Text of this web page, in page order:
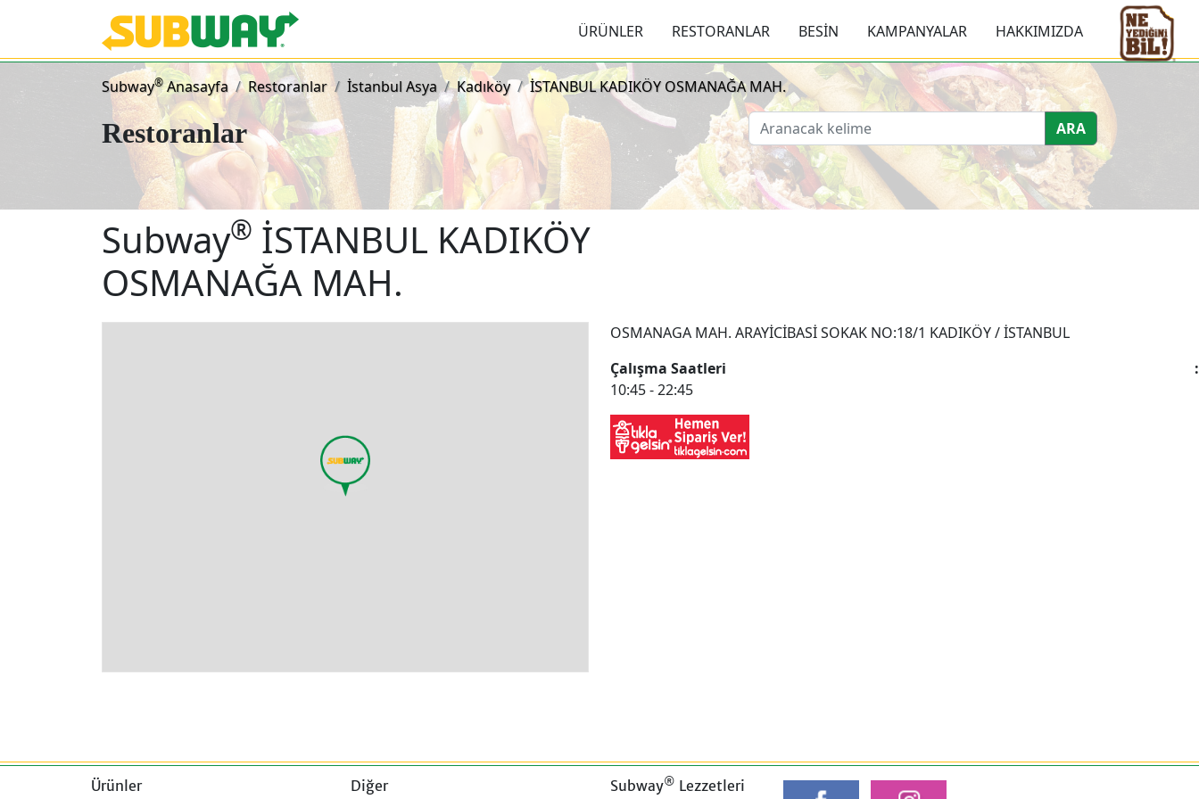
ÜRÜNLER RESTORANLAR BESİN KAMPANYALAR HAKKIMIZDA
Subway®Anasayfa Restoranlar İstanbul Asya Kadıköy İSTANBUL KADIKÖY OSMANAĞA MAH.
Restoranlar ARA
Subway® İSTANBUL KADIKÖY
OSMANAĞA MAH.
OSMANAGA MAH. ARAYİCİBASİ SOKAK NO:18/1 KADIKÖY / İSTANBUL
Çalışma Saatleri
10:45 - 22:45
Ürünler Diğer Subway® Lezzetleri